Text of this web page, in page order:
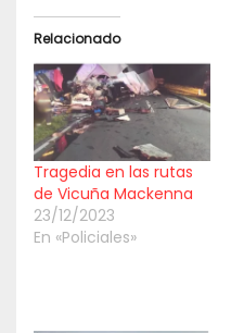
Relacionado
Tragedia en las rutas
de Vicuña Mackenna
23/12/2023
En «Policiales»